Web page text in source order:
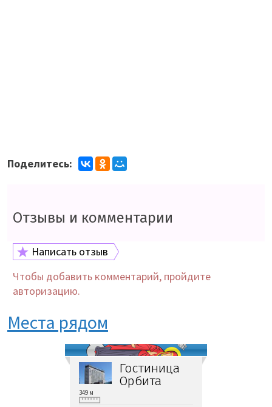
Поделитесь:
Отзывы и комментарии
Написать отзыв
Чтобы добавить комментарий, пройдите
авторизацию.
Места рядом
Гостиница
Орбита
349 м